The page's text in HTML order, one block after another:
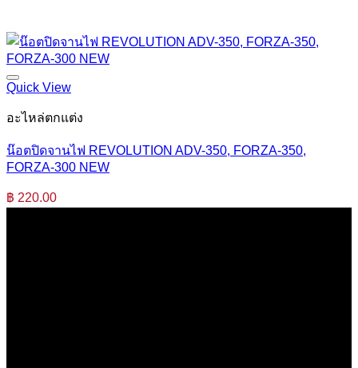
Quick View
อะไหล่ตกแต่ง
น๊อตปิดจานไฟ REVOLUTION ADV-350, FORZA-350,
FORZA-300 NEW
฿ 220.00